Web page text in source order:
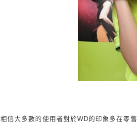
相信大多數的使用者對於WD的印象多在零